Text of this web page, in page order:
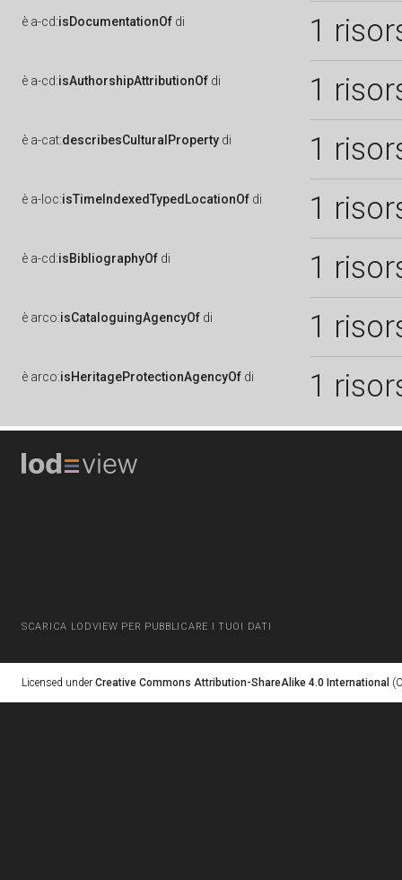
è a-cd:isDocumentationOf di 1
è a-cd:isAuthorshipAttributionOf di 1
è a-cat:describesCulturalProperty di 1
è a-loc:isTimeIndexedTypedLocationOf di 1
è a-cd:isBibliographyOf di 1
è arco:isCataloguingAgencyOf di 1
è arco:isHeritageProtectionAgencyOf di 1
SCARICA LODVIEW PER PUBBLICARE I TUOI DATI
Licensed under Creative Commons Attribution-ShareAlike 4.0 International